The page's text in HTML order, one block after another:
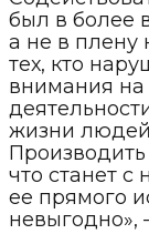
был в более
а не в плену
тех, кто
внимания на
жизни людей
что станет с
ее прямого
невыгодно»,